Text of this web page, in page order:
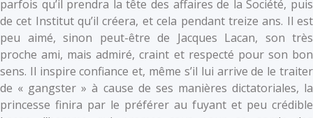
parfois qu’il prendra la tête des affaires de la Société, puis
de cet Institut qu’il créera, et cela pendant treize ans. Il est
peu aimé, sinon peut-être de Jacques Lacan, son très
proche ami, mais admiré, craint et respecté pour son bon
sens. Il inspire confiance et, même s’il lui arrive de le traiter
de « gangster » à cause de ses manières dictatoriales, la
princesse finira par le préférer au fuyant et peu crédible